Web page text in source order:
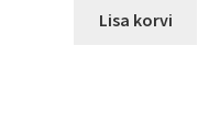
Lisa korvi